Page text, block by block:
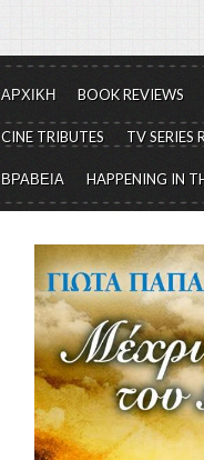
ΑΡΧΙΚΗ BOOK REVIEWS
CINE TRIBUTES TV SERIES
ΒΡΑΒΕΙΑ HAPPENING IN